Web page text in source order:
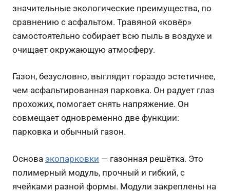
значительные экологические преимущества, по
сравнению с асфальтом. Травяной «ковёр»
самостоятельно собирает всю пыль в воздухе и
очищает окружающую атмосферу.
Газон, безусловно, выглядит гораздо эстетичнее,
чем асфальтированная парковка. Он радует глаз
прохожих, помогает снять напряжение. Он
совмещает одновременно две функции:
парковка и обычный газон.
Основа экопарковки — газонная решётка. Это
полимерный модуль, прочный и гибкий, с
ячейками разной формы. Модули закреплены на